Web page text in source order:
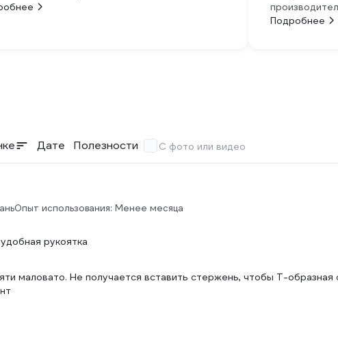
Подробнее
Дате Полезности С фото или видео
Опыт использования: Менее месяца
рукоятка
маловато. Не получается вставить стержень, чтобы Т-образная